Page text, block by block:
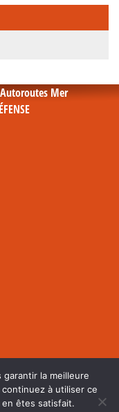
Mer
la meilleure
à utiliser ce
êtes satisfait.